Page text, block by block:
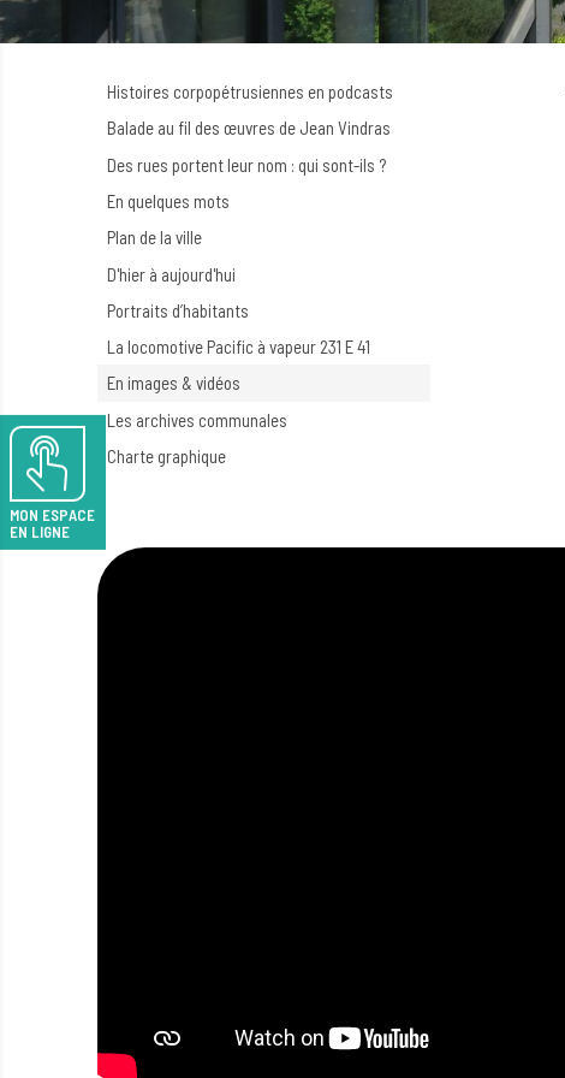
Histoires corpopétrusiennes en podcasts
Balade au fil des œuvres de Jean Vindras
Des rues portent leur nom : qui sont-ils ?
En quelques mots
Plan de la ville
D'hier à aujourd'hui
Portraits d’habitants
La locomotive Pacific à vapeur 231 E 41
En images & vidéos
Les archives communales
Charte graphique
MON ESPACE
EN LIGNE